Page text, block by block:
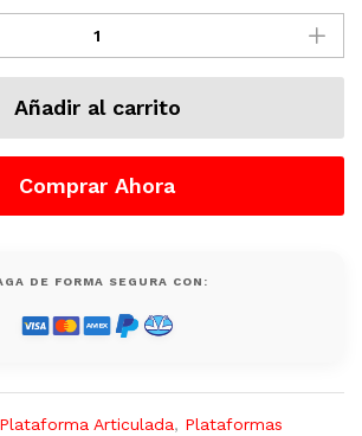
Añadir al carrito
Comprar Ahora
DE FORMA SEGURA CON:
Plataforma Articulada, Plataformas